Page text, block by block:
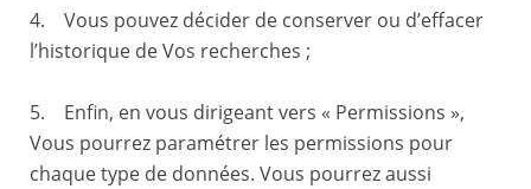
4. Vous pouvez décider de conserver ou d’effacer
l’historique de Vos recherches ;
5. Enfin, en vous dirigeant vers « Permissions »,
Vous pourrez paramétrer les permissions pour
chaque type de données. Vous pourrez aussi